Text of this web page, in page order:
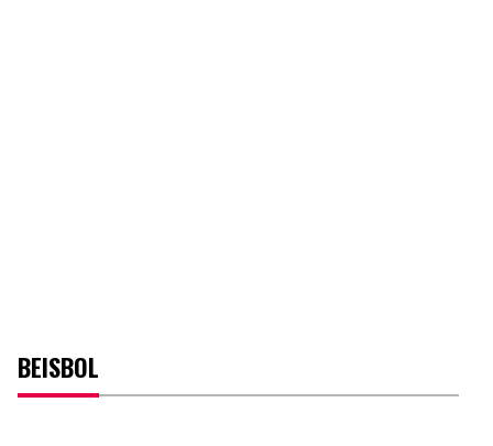
BEISBOL